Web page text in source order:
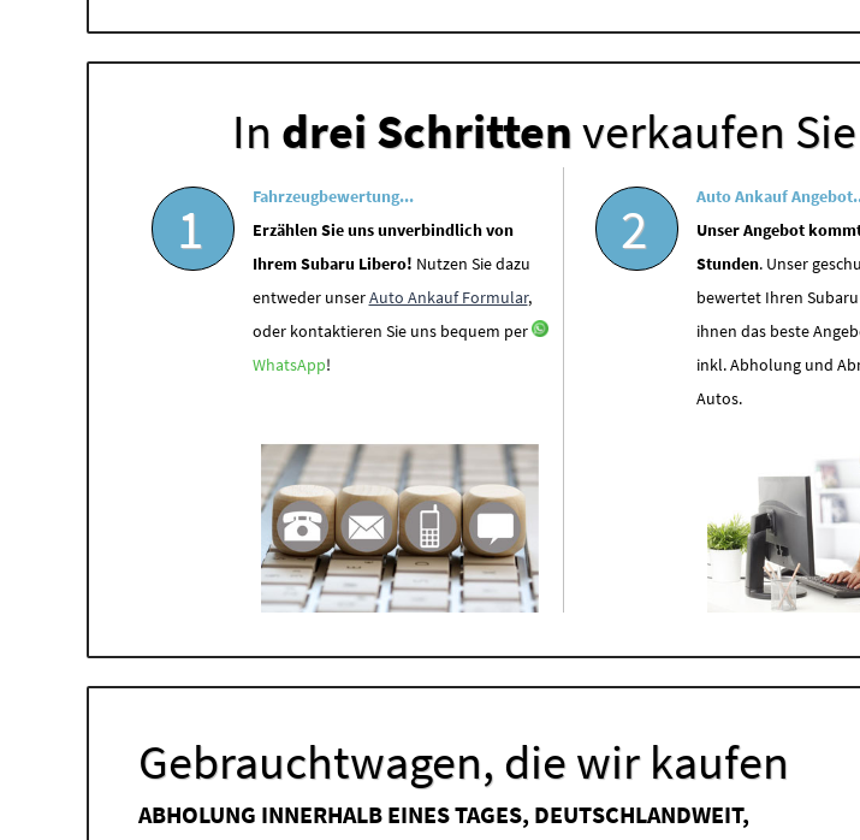
In drei Schrittenverkaufen
1
Fahrzeugbewertung...
Erzählen Sie uns unverbindlich von
Ihrem Subaru Libero! Nutzen Sie dazu
entweder unserAuto Ankauf Formular,
oder kontaktieren Sie uns bequem per
WhatsApp!
2
Auto Ankauf
Unser Angebot
Stunden. Unser
bewertet Ihren
ihnen das beste
inkl. Abholung und
Autos.
Gebrauchtwagen, die wir kaufen
ABHOLUNG INNERHALB EINES TAGES, DEUTSCHLANDWEIT,